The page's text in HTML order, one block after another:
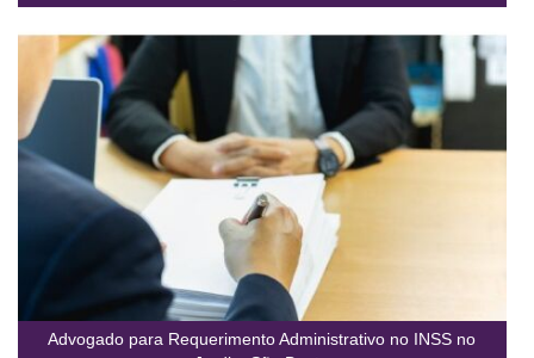
Advogado para Requerimento Administrativo no INSS no